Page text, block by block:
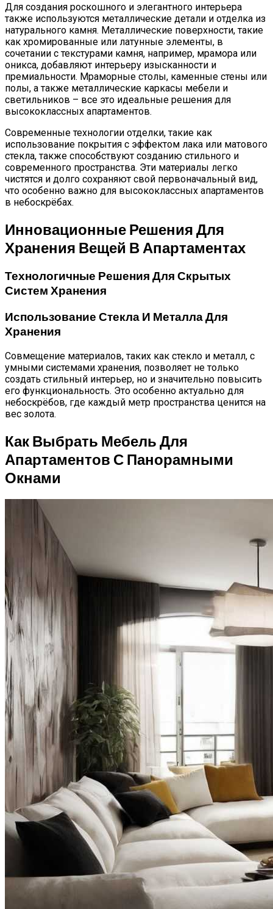
Для создания роскошного и элегантного интерьера
также используются металлические детали и отделка из
натурального камня. Металлические поверхности, такие
как хромированные или латунные элементы, в
сочетании с текстурами камня, например, мрамора или
оникса, добавляют интерьеру изысканности и
премиальности. Мраморные столы, каменные стены или
полы, а также металлические каркасы мебели и
светильников – все это идеальные решения для
высококлассных апартаментов.
Современные технологии отделки, такие как
использование покрытия с эффектом лака или матового
стекла, также способствуют созданию стильного и
современного пространства. Эти материалы легко
чистятся и долго сохраняют свой первоначальный вид,
что особенно важно для высококлассных апартаментов
в небоскрёбах.
Инновационные Решения Для
Хранения Вещей В Апартаментах
Технологичные Решения Для Скрытых
Систем Хранения
Использование Стекла И Металла Для
Хранения
Совмещение материалов, таких как стекло и металл, с
умными системами хранения, позволяет не только
создать стильный интерьер, но и значительно повысить
его функциональность. Это особенно актуально для
небоскрёбов, где каждый метр пространства ценится на
вес золота.
Как Выбрать Мебель Для
Апартаментов С Панорамными
Окнами